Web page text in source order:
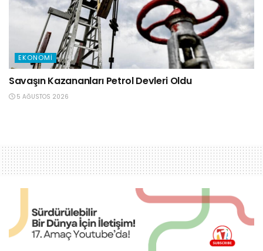
EKONOMI
Savaşın Kazananları Petrol Devleri Oldu
5 AĞUSTOS 2026